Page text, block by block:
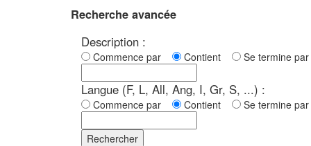
Recherche avancée
Description :
Commence par Contient Se termine par
Langue (F, L, All, Ang, I, Gr, S, ...) :
Commence par Contient Se termine par
Rechercher